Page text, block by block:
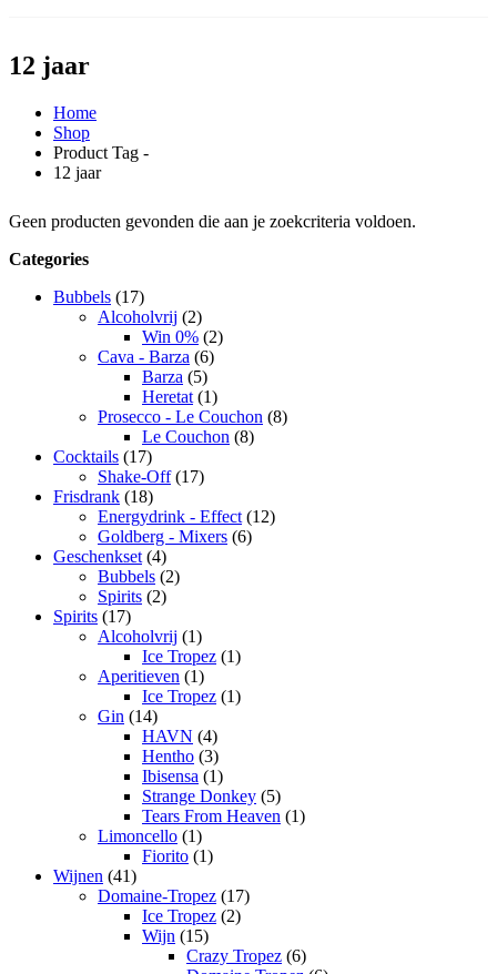
12 jaar
Home
Shop
Product Tag -
12 jaar
Geen producten gevonden die aan je zoekcriteria voldoen.
Categories
Bubbels (17)
Alcoholvrij (2)
Win 0% (2)
Cava - Barza (6)
Barza (5)
Heretat (1)
Prosecco - Le Couchon (8)
Le Couchon (8)
Cocktails (17)
Shake-Off (17)
Frisdrank (18)
Energydrink - Effect (12)
Goldberg - Mixers (6)
Geschenkset (4)
Bubbels (2)
Spirits (2)
Spirits (17)
Alcoholvrij (1)
Ice Tropez (1)
Aperitieven (1)
Ice Tropez (1)
Gin (14)
HAVN (4)
Hentho (3)
Ibisensa (1)
Strange Donkey (5)
Tears From Heaven (1)
Limoncello (1)
Fiorito (1)
Wijnen (41)
Domaine-Tropez (17)
Ice Tropez (2)
Wijn (15)
Crazy Tropez (6)